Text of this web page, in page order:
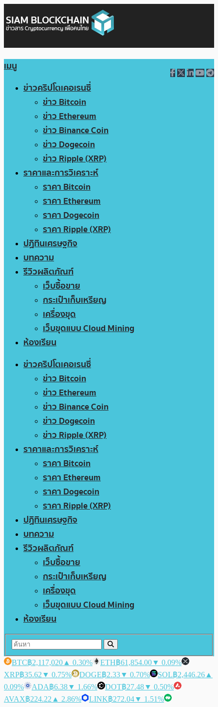
เมนู
ข่าวคริปโตเคอเรนซี่
ข่าว Bitcoin
ข่าว Ethereum
ข่าว Binance Coin
ข่าว Dogecoin
ข่าว Ripple (XRP)
ราคาและการวิเคราะห์
ราคา Bitcoin
ราคา Ethereum
ราคา Dogecoin
ราคา Ripple (XRP)
ปฏิทินเศรษฐกิจ
บทความ
รีวิวผลิตภัณฑ์
เว็บซื้อขาย
กระเป๋าเก็บเหรียญ
เครื่องขุด
เว็บขุดแบบ Cloud Mining
ห้องเรียน
ข่าวคริปโตเคอเรนซี่
ข่าว Bitcoin
ข่าว Ethereum
ข่าว Binance Coin
ข่าว Dogecoin
ข่าว Ripple (XRP)
ราคาและการวิเคราะห์
ราคา Bitcoin
ราคา Ethereum
ราคา Dogecoin
ราคา Ripple (XRP)
ปฏิทินเศรษฐกิจ
บทความ
รีวิวผลิตภัณฑ์
เว็บซื้อขาย
กระเป๋าเก็บเหรียญ
เครื่องขุด
เว็บขุดแบบ Cloud Mining
ห้องเรียน
BTC฿2,117,020 ▲ 0.30% ETH฿61,854.00▼ 0.09%
XRP฿35.62 ▼ 0.75% DOGE฿2.33▼ 0.70% SOL฿2,446.26 ▲
0.09%
ADA฿6.38▼ 1.66% DOT฿27.48▼ 0.50%
AVAX฿224.22 ▲ 2.86% LINK฿272.04▼ 1.51%